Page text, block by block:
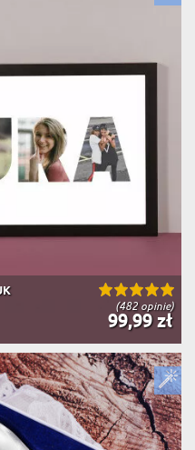
(482 opinie)
99,99 zł